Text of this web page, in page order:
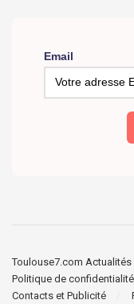
Email
Toulouse7.com Actualités
Politique de confidentialité
Contacts et Publicité